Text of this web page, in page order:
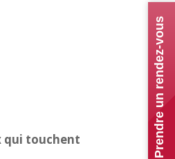
qui touchent
Prendre un rendez-vous